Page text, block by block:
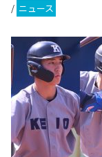
/ ニュース